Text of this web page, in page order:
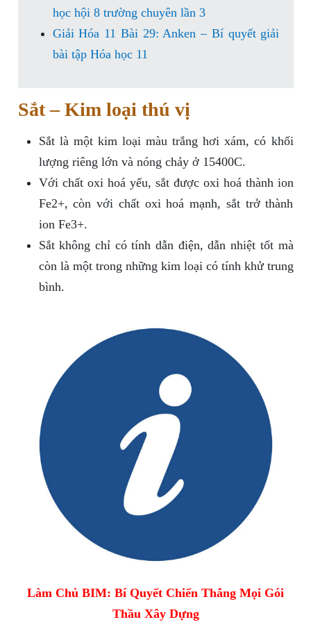
học hội 8 trường chuyên lần 3
Giải Hóa 11 Bài 29: Anken – Bí quyết giải
bài tập Hóa học 11
Sắt – Kim loại thú vị
Sắt là một kim loại màu trắng hơi xám, có khối
lượng riêng lớn và nóng chảy ở 15400C.
Với chất oxi hoá yếu, sắt được oxi hoá thành ion
Fe2+, còn với chất oxi hoá mạnh, sắt trở thành
ion Fe3+.
Sắt không chỉ có tính dẫn điện, dẫn nhiệt tốt mà
còn là một trong những kim loại có tính khử trung
bình.
Làm Chủ BIM: Bí Quyết Chiến Thắng Mọi Gói
Thầu Xây Dựng